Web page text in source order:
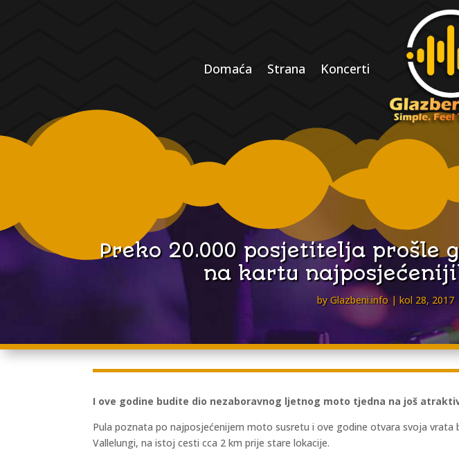
Domaća Strana Koncerti
Preko 20.000 posjetitelja prošle
na kartu
byGlazbeni.info kol 28, 2017
I ove godine budite dio nezaboravnog ljetnog moto tjedna na još
Pula poznata po najposjećenijem moto susretu i ove godine otvara svoja
Vallelungi, na istoj cesti cca 2 km prije stare lokacije.